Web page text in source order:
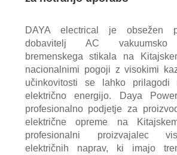
DAYA electrical je obsežen
dobavitelj AC vakuumsko
bremenskega stikala na
nacionalnimi pogoji z visokimi
učinkovitosti se lahko prilagodi
električno energijo. Daya
profesionalno podjetje za
električne opreme na
profesionalni proizvajalec
električnih naprav, ki imajo